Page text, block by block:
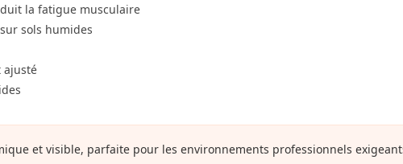
la fatigue musculaire
sols humides
ajusté
et visible, parfaite pour les environnements professionnels